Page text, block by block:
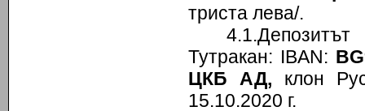
триста лева/.
Тутракан: IBAN: BG
ЦКБ АД, клон
15.10.2020 г.